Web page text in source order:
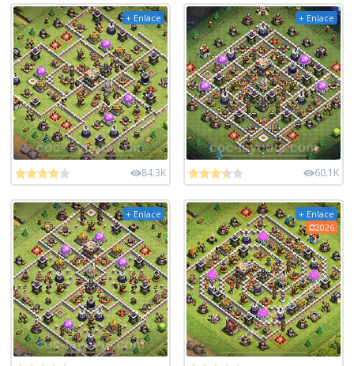
+ Enlace
84.3K
+ Enlace
60.1K
+ Enlace
+ Enlace
2026